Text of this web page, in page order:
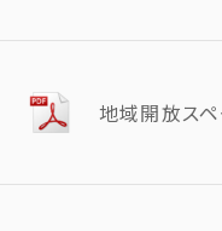
地域開放ス